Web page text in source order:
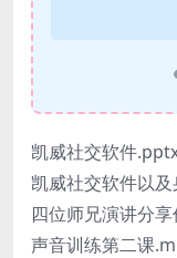
凯威社交软件
凯威社交软件以
四位师兄演讲分
声音训练第二课